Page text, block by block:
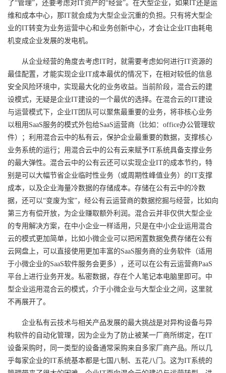
了“管理”，还要考虑对IT资产的“经营”。在大型企业，如果IT还是运
维和成本中心，那IT就会成为大型企业沉重的负担。只有将大型企
业的IT转变为业务运营中心和业务创新中心，才会让企业IT由耗电
机变成企业发展的发电机。
从企业经营的角度去考虑IT时，就需要考虑如何进行IT资源的
最佳配置，才能实现企业IT成本最优的情况下，在相对较低的信息
安全风险环境中，实现最大化的业务收益。当前阶段，混合云的建
设模式，无疑是企业IT建设的一个最优的选择。在混合云的IT建设
与运营模式下，企业IT团队可以聚焦最重要的业务，将非核心业务
以租用SaaS服务的模式外包给SaaS运营商（比如：office办公管理软
件）；利用混合云中的私有云，保护企业最重要的数据，支撑核心
业务系统的运行；用混合云中的公有云来赋予IT系统具备支撑业务
的最大弹性。混合云中的公有云还可以实现企业IT的成本节约，特
别是可以大幅节省企业临时性业务（或周期性峰值业务）的IT支撑
成本，以及企业海量冷数据的存储成本。存储在公有云中的冷数
据，还可以“变废为宝”，经公有云运营商的数据挖掘与经营，比如向
第三方有偿开放，为企业赚取额外利润。混合云并非仅供大型企业
的专用解决方案，在中小企业一样适用，只是在中小企业运用混合
云的模式更加简单，比如小微企业可以把闲置数据免费存储在公有
云网盘上，可以直接使用更加丰富的SaaS服务商的业务软件（适用
于小微企业的SaaS软件服务会更多），还可以在公有云运营商PaaS
平台上进行业务开发。私密数据，存在个人笔记本电脑里即可。中
型企业运用混合云的模式，介于小微企业与大型企业之间，这里就
不再展开了。
企业私有云技术与相关产品发展的最大挑战是对异构设备与异
构软件的自动化管理，因为企业为了防止被某一厂商所绑定，在IT
设备采购时，同一类型的设备通常采购来自多家厂商产品。所以几
乎每家企业的IT系统基本都是七国八制、五花八门。这为IT系统的